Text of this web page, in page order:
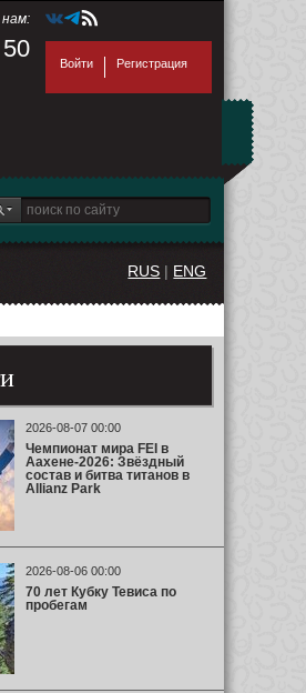
Войти Регистрация
RUS | ENG
2026-08-07 00:00
Чемпионат мира FEI в
Аахене-2026: Звёздный
состав и битва титанов в
Allianz Park
2026-08-06 00:00
70 лет Кубку Тевиса по
пробегам